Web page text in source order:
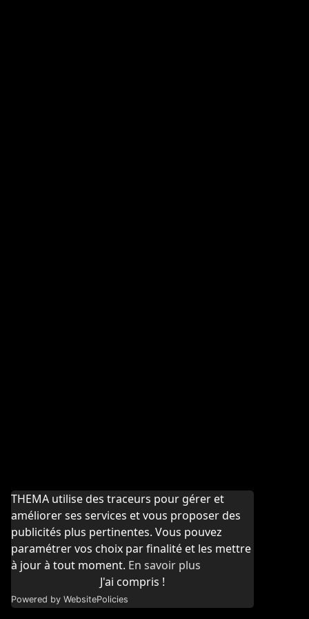
THEMA utilise des traceurs pour gérer et
améliorer ses services et vous proposer des
publicités plus pertinentes. Vous pouvez
paramétrer vos choix par finalité et les mettre
à jour à tout moment. En savoir plus
J'ai compris !
Powered by WebsitePolicies